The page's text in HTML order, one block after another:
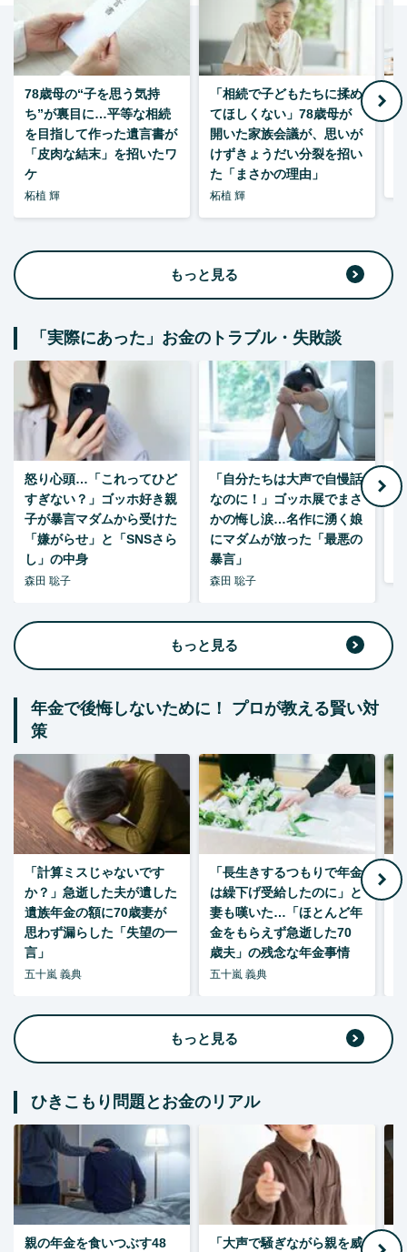
78歳母の“子を思う気持
ち”が裏目に…平等な相続
を目指して作った遺言書が
「皮肉な結末」を招いたワ
ケ
柘植 輝
「相続で子どもたちに揉め
てほしくない」78歳母が
開いた家族会議が、思いが
けずきょうだい分裂を招い
た「まさかの理由」
柘植 輝
もっと見る
「実際にあった」お金のトラブル・失敗談
怒り心頭…「これってひど
すぎない？」ゴッホ好き親
子が暴言マダムから受けた
「嫌がらせ」と「SNSさら
し」の中身
森田 聡子
「自分たちは大声で自慢話
なのに！」ゴッホ展でまさ
かの悔し涙…名作に湧く娘
にマダムが放った「最悪の
暴言」
森田 聡子
もっと見る
年金で後悔しないために！ プロが教える賢い対
策
「計算ミスじゃないです
か？」急逝した夫が遺した
遺族年金の額に70歳妻が
思わず漏らした「失望の一
言」
五十嵐 義典
「長生きするつもりで年金
は繰下げ受給したのに」と
妻も嘆いた…「ほとんど年
金をもらえず急逝した70
歳夫」の残念な年金事情
五十嵐 義典
もっと見る
ひきこもり問題とお金のリアル
親の年金を食いつぶす48
「大声で騒ぎながら親を威